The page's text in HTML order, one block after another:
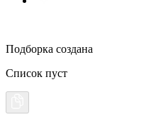
Подборка создана
Список пуст